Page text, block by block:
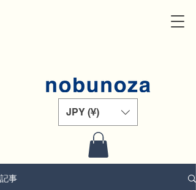
JPY (¥)
記事